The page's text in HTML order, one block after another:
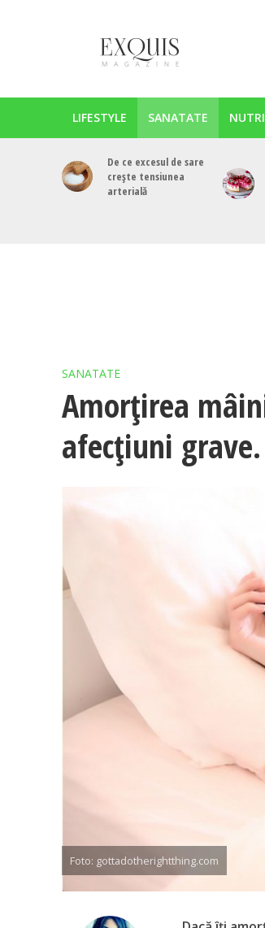
LIFESTYLE SANATATE
De ce excesul de sare
crește tensiunea
arterială
SANATATE
Amorţirea
afecţiuni
Foto: gottadotherightthing.com